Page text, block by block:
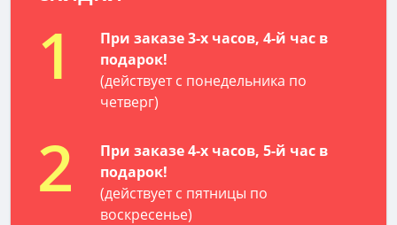
1
При заказе 3-х часов, 4-й час в
подарок!
(действует с понедельника по
четверг)
2
При заказе 4-х часов, 5-й час в
подарок!
(действует с пятницы по
воскресенье)